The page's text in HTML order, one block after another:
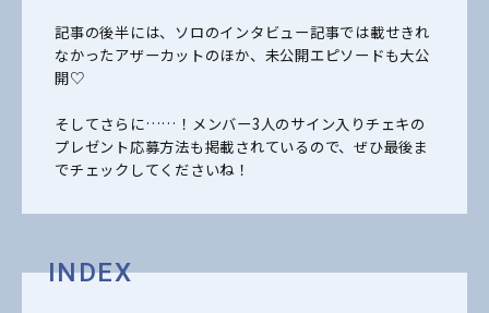
記事の後半には、ソロのインタビュー記事では載せきれ
なかったアザーカットのほか、未公開エピソードも大公
開♡
そしてさらに……！メンバー3人のサイン入りチェキの
プレゼント応募方法も掲載されているので、ぜひ最後ま
でチェックしてくださいね！
INDEX